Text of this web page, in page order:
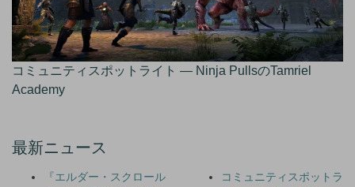
コミュニティスポットライト — Ninja PullsのTamriel
Academy
最新ニュース
『エルダー・スクロール
コミュニティスポットラ